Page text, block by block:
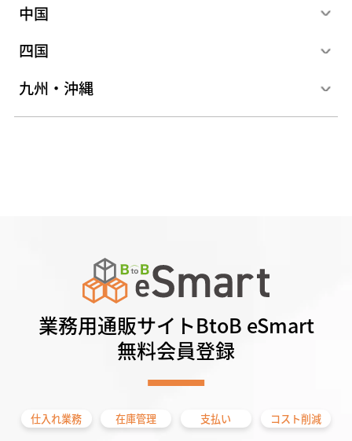
中国
四国
九州・沖縄
業務用通販サイトBtoB eSmart
無料会員登録
仕入れ業務 在庫管理 支払い コスト削減